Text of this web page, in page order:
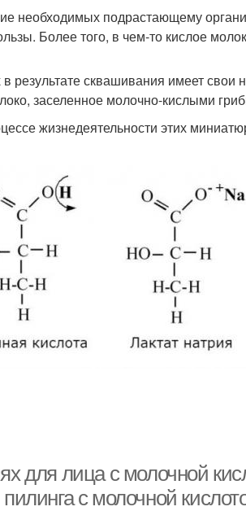
Кремы с
необходимых подрастающему
Более того, в чем-то кислое
результате сквашивания имеет
заселенное молочно-кислыми
жизнедеятельности этих
для лица с молочной
с молочной